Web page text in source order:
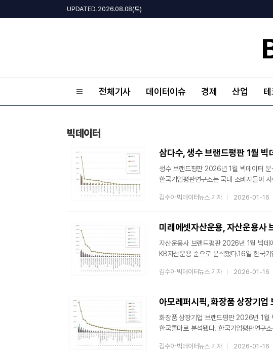
UPDATED. 2026.08.08(토)
전체기사 데이터이슈 경제 산업
빅데이터
삼다수, 생수 브랜드평판 1월
생수 브랜드평판 2026년 1월 빅데이터
한국기업평판연구소는 국내 소비자들이
분석했다. 지난 12월 생수 브랜드 빅데이터
통해 브랜드와 소비자와의 관계를 측정한
긍부정 평가
김수아 빅데이터뉴스 기자 2026-01-16
미래에셋자산운용, 자산운용사
자산운용사 브랜드평판 2026년 1월 빅데
KB자산운용 순으로 분석됐다.16일 한국
사회공헌지표를 측정하여 평판 알고리즘
큰 영향을 끼친다는 것을 찾아내서, 브랜
분석은 브랜드에 대
김수아 빅데이터뉴스 기자 2026-01-16
화장품 상장기업 브랜드평판 2026년 1월
한국콜마로 분석됐다. 한국기업평판연구소는 국내 화장품 상장기업에 대한 브랜드 빅데이터 평판분석을 했다.
분석했다. 지난 12월 화장품 상장기업 브
김수아 빅데이터뉴스 기자 2026-01-16